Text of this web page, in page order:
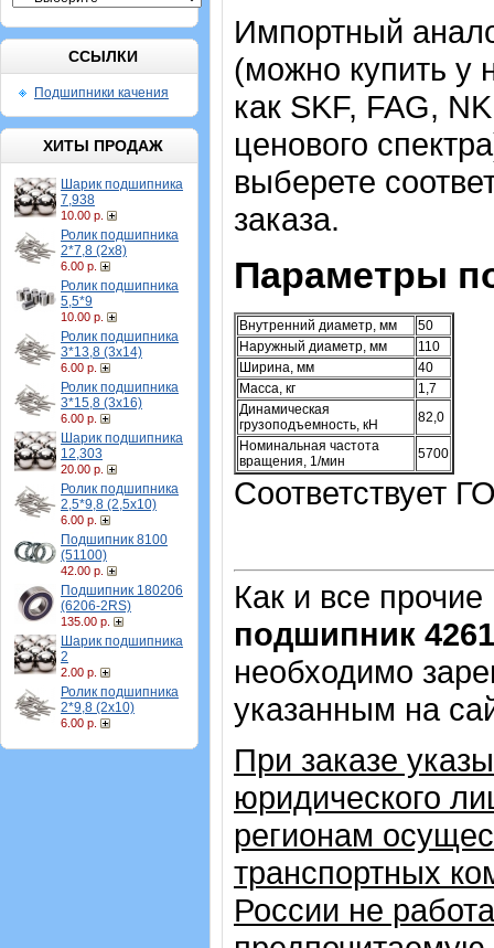
ССЫЛКИ
Подшипники качения
ХИТЫ ПРОДАЖ
Шарик подшипника
7,938
10.00 р.
Ролик подшипника
2*7,8 (2х8)
6.00 р.
Ролик подшипника
5,5*9
10.00 р.
Ролик подшипника
3*13,8 (3х14)
6.00 р.
Ролик подшипника
3*15,8 (3х16)
6.00 р.
Шарик подшипника
12,303
20.00 р.
Ролик подшипника
2,5*9,8 (2,5х10)
6.00 р.
Подшипник 8100
(51100)
42.00 р.
Подшипник 180206
(6206-2RS)
135.00 р.
Шарик подшипника
2
2.00 р.
Ролик подшипника
2*9,8 (2х10)
6.00 р.
Импортный
(можно купить у
как SKF, FAG,
ценового
выберете
заказа.
Параметры
Внутренний диаметр, мм
50
Наружный диаметр, мм
110
Ширина, мм
40
Масса, кг
1,7
Динамическая
грузоподъемность, кН
82,0
Номинальная частота
вращения, 1/мин
5700
Соответствует
Как и все
подшипник
необходимо
указанным на
При заказе
юридического
регионам
транспортных
России не